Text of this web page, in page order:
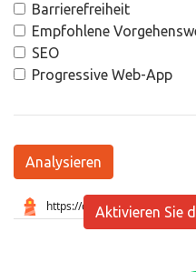
Barrierefreiheit
Empfohlene
SEO
Progressive Web-App
Analysieren
Aktivieren Sie